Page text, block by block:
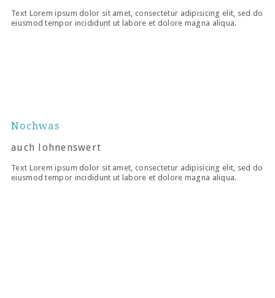
Text Lorem ipsum dolor sit amet, consectetur adipisicing elit, sed do
eiusmod tempor incididunt ut labore et dolore magna aliqua.
Nochwas
auch lohnenswert
Text Lorem ipsum dolor sit amet, consectetur adipisicing elit, sed do
eiusmod tempor incididunt ut labore et dolore magna aliqua.